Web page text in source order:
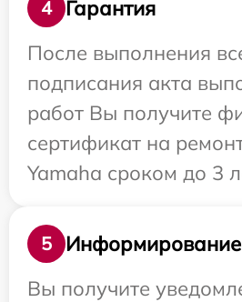
4
Гарантия
После выполнения
подписания акта
работ Вы получите
сертификат на
Yamaha сроком до 3
5
Информирование
Вы получите